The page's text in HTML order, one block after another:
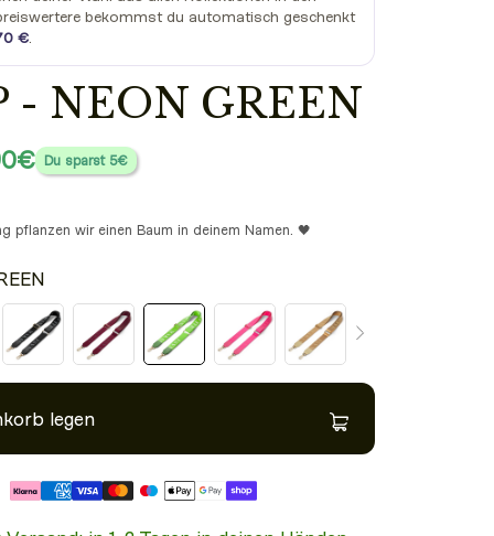
Add-on zur Tasche
bekommst du automatisch geschenkt
€
- NEON GREEN
Du sparst 5€
pflanzen wir einen Baum in deinem Namen. 🖤
legen